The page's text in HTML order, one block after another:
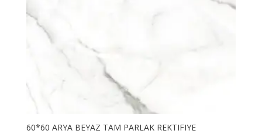
60*60 ARYA BEYAZ TAM PARLAK REKTIFIYE